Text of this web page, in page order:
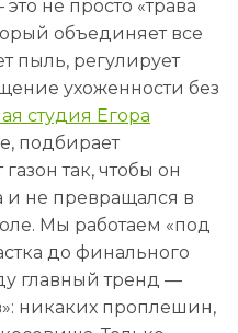
не просто «трава
объединяет все
пыль, регулирует
ухоженности без
студия Егора
подбирает
так, чтобы он
и не превращался в
Мы работаем «под
до финального
главный тренд —
никаких проплешин,